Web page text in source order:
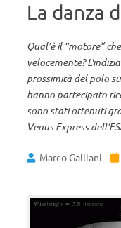
La danza
Qual’è il “motore”
velocemente?
prossimità del polo
hanno partecipato
sono stati ottenuti
Venus Express
Marco Galliani